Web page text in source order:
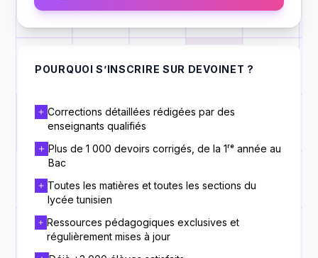
POURQUOI S’INSCRIRE SUR DEVOINET ?
Corrections détaillées rédigées par des
enseignants qualifiés
Plus de 1 000 devoirs corrigés, de la 1ʳᵉ année au
Bac
Toutes les matières et toutes les sections du
lycée tunisien
Ressources pédagogiques exclusives et
régulièrement mises à jour